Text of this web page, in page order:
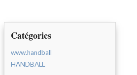
Catégories
www.handball
HANDBALL